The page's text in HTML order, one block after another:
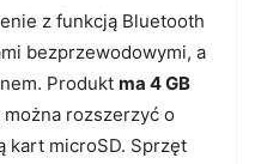
z funkcją Bluetooth
bezprzewodowymi, a
Produkt ma 4 GB
rozszerzyć o
kart microSD. Sprzęt